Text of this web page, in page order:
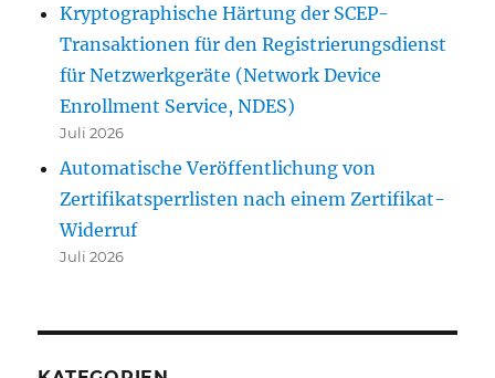
Kryptographische Härtung der SCEP-
Transaktionen für den Registrierungsdienst
für Netzwerkgeräte (Network Device
Enrollment Service, NDES)
Juli 2026
Automatische Veröffentlichung von
Zertifikatsperrlisten nach einem Zertifikat-
Widerruf
Juli 2026